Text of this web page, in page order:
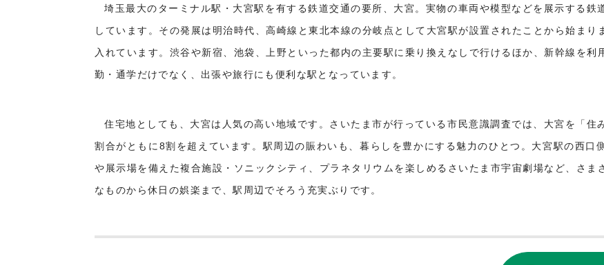
埼玉最大のターミナル駅・大宮駅を有する鉄道交通の要所、大宮。実物の車両や模型などを展示する
しています。その発展は明治時代、高崎線と東北本線の分岐点として大宮駅が設置されたことから始まり
入れています。渋谷や新宿、池袋、上野といった都内の主要駅に乗り換えなしで行けるほか、新幹線を
勤・通学だけでなく、出張や旅行にも便利な駅となっています。
住宅地としても、大宮は人気の高い地域です。さいたま市が行っている市民意識調査では、大宮を「
割合がともに8割を超えています。駅周辺の賑わいも、暮らしを豊かにする魅力のひとつ。大宮駅の西口
や展示場を備えた複合施設・ソニックシティ、プラネタリウムを楽しめるさいたま市宇宙劇場など、さ
なものから休日の娯楽まで、駅周辺でそろう充実ぶりです。